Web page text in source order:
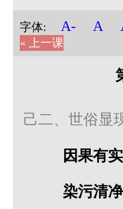
字体: A- A
« 上一课
己二、世俗显
因果有
染污清